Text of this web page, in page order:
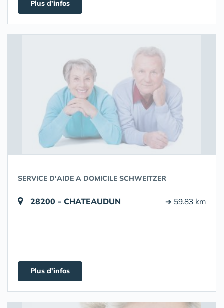
Plus d'infos
SERVICE D'AIDE A DOMICILE SCHWEITZER
28200 - CHATEAUDUN ➔ 59.83 km
Plus d'infos